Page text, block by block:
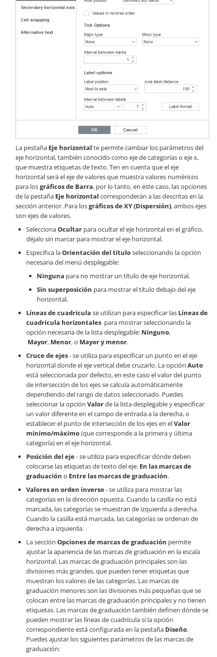
La pestaña Eje horizontal te permite cambiar los parámetros del
eje horizontal, también conocido como eje de categorías o eje x,
que muestra etiquetas de texto. Ten en cuenta que el eje
horizontal será el eje de valores que muestra valores numéricos
para losgráficos de Barra, por lo tanto, en este caso, las opciones
de la pestaña Eje horizontal corresponderán a las descritas en la
sección anterior. Para losgráficos de XY (Dispersión), ambos ejes
son ejes de valores.
SeleccionaOcultar para ocultar el eje horizontal en el gráfico,
déjalo sin marcar para mostrar el eje horizontal.
Especifica laOrientación del títuloseleccionando la opción
necesaria del menú desplegable:
Ninguna para no mostrar un título de eje horizontal,
Sin superposición para mostrar el título debajo del eje
horizontal,
Líneas de cuadrícula se utilizan para especificar las Líneas de
cuadrícula horizontales para mostrar seleccionando la
opción necesaria de la lista desplegable: Ninguno,
Mayor, Menor, o Mayor y menor.
Cruce de ejes- se utiliza para especificar un punto en el eje
horizontal donde el eje vertical debe cruzarlo. La opción Auto
está seleccionada por defecto, en este caso el valor del punto
de intersección de los ejes se calcula automáticamente
dependiendo del rango de datos seleccionado. Puedes
seleccionar la opción Valorde la lista desplegable y especificar
un valor diferente en el campo de entrada a la derecha, o
establecer el punto de intersección de los ejes en elValor
mínimo/máximo(que corresponde a la primera y última
categoría) en el eje horizontal.
Posición del eje- se utiliza para especificar dónde deben
colocarse las etiquetas de texto del eje: En las marcas de
graduación o Entre las marcas de graduación.
Valores en orden inverso- se utiliza para mostrar las
categorías en la dirección opuesta. Cuando la casilla no está
marcada, las categorías se muestran de izquierda a derecha.
Cuando la casilla está marcada, las categorías se ordenan de
derecha a izquierda.
La sección Opciones de marcas de graduación permite
ajustar la apariencia de las marcas de graduación en la escala
horizontal. Las marcas de graduación principales son las
divisiones más grandes, que pueden tener etiquetas que
muestran los valores de las categorías. Las marcas de
graduación menores son las divisiones más pequeñas que se
colocan entre las marcas de graduación principales y no tienen
etiquetas. Las marcas de graduación también definen dónde se
pueden mostrar las líneas de cuadrícula si la opción
correspondiente está configurada en la pestaña Diseño.
Puedes ajustar los siguientes parámetros de las marcas de
graduación: